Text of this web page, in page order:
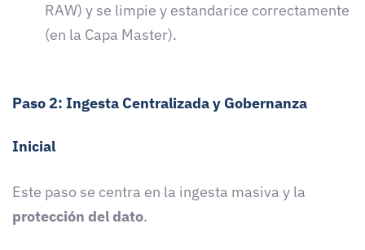
RAW) y se limpie y estandarice correctamente
(en la Capa Master).
Paso 2: Ingesta Centralizada y Gobernanza
Inicial
Este paso se centra en la ingesta masiva y la
protección del dato.